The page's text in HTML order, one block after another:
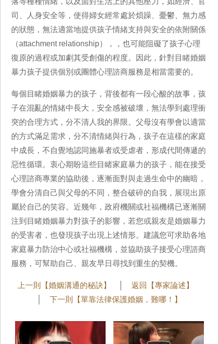
司、人身安全等，使得婦女經常處於煩躁、憂鬱、無力感
的狀態，無法適當地提供孩子情緒支持與安全的依附關係
（attachment relationship），，也可能阻礙了孩子心理
復原的過程或加劇其受創傷的程度。因此，針對目睹婚姻
暴力孩子提供個別或團體心理諮商服務是相當需要的。
每個目睹婚姻暴力的孩子，背後都有一段心酸的故事，孩
子在混亂的情緒中長大，安全感被破壞，無法學到處理衝
突的合理方式，分不清人我的界限。父母沒有學會以適當
的方式滿足需求，分不清情緒與行為，孩子在這樣的家庭
中成長，不自覺地認同施暴者或受虐者，形成代間傳遞的
惡性循環。衷心期盼這些目睹家庭暴力的孩子，能在接受
心理諮商專業的協助後，逐漸面對與走過生命中的幽暗，
學會分清自己與父母的不同，整合破碎的自我，展現出原
屬於自己的笑容。近幾年，政府機關或社福機構已逐漸關
注到目睹婚姻暴力對孩子的影響，若您或親友是婚姻暴力
的受害者，也發現孩子出現上述情形。建議您可求助各地
家庭暴力防治中心或社福機構，並協助孩子接受心理諮商
服務，可幫助自己、親友早日尋找到重生的契機。
上一則【婚姻溝通的秘訣】
返回【專家論述】
下一則【單靠法律保護婚姻，難哪！】